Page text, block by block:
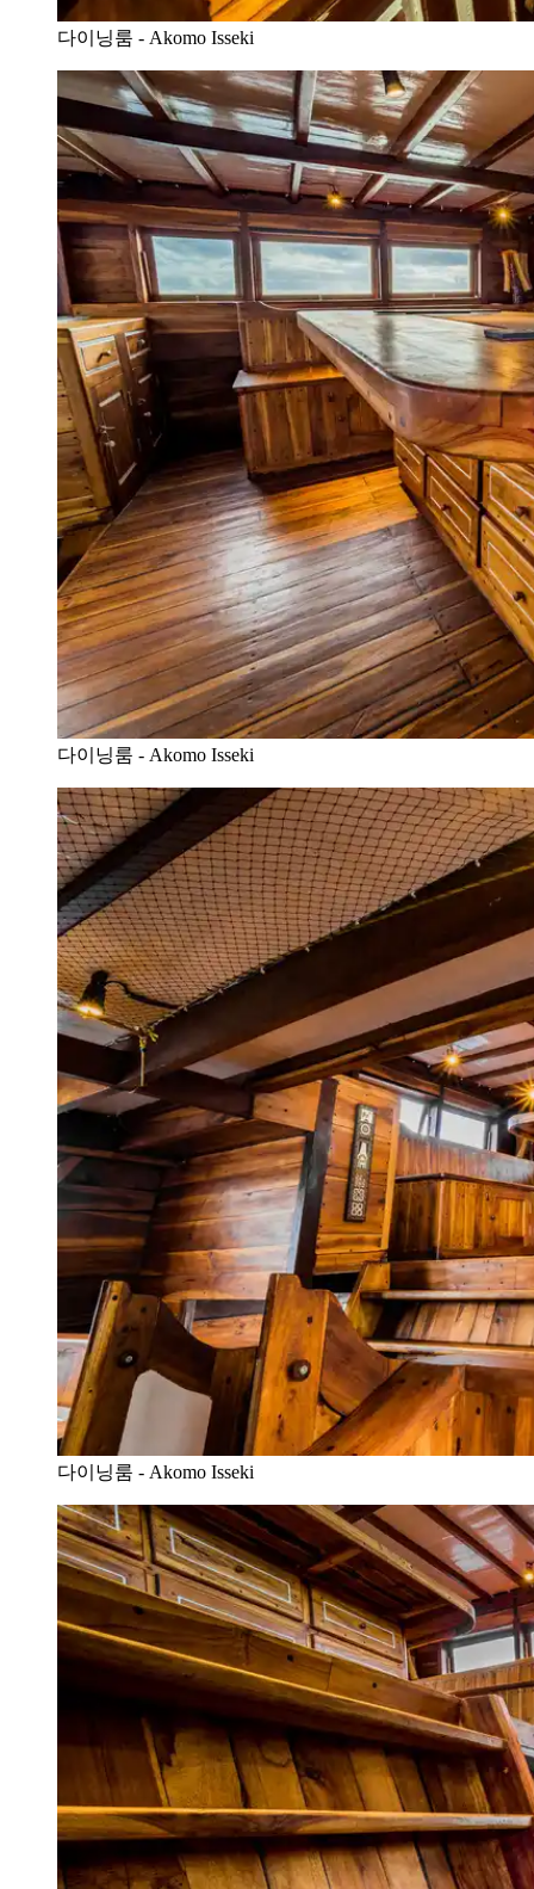
다이닝룸 - Akomo Isseki
다이닝룸 - Akomo Isseki
다이닝룸 - Akomo Isseki